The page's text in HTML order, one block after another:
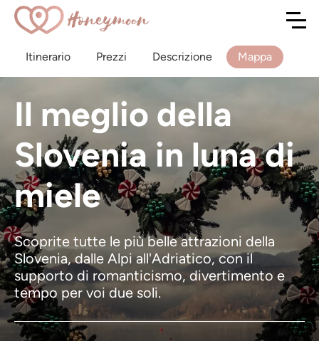
Il meglio della
Slovenia in luna di
miele
Scoprite tutte le più belle attrazioni della
Slovenia, dalle Alpi all'Adriatico, con il
supporto di romanticismo, divertimento e
tempo per voi due soli.
Itinerario Prezzi Descrizione Mappa